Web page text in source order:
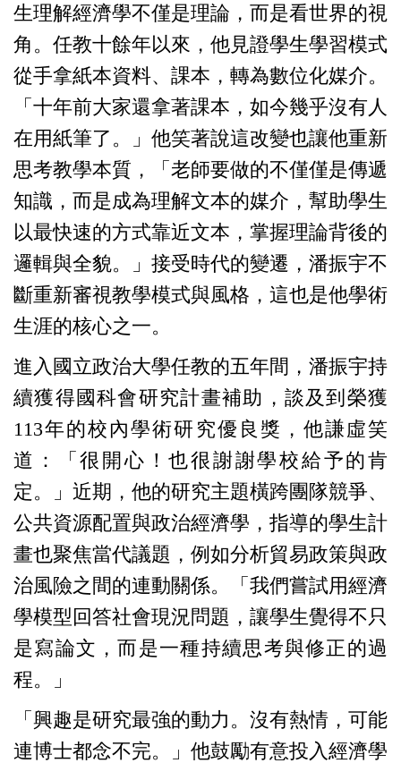
生理解經濟學不僅是理論，而是看世界的視
角。任教十餘年以來，他見證學生學習模式
從手拿紙本資料、課本，轉為數位化媒介。
「十年前大家還拿著課本，如今幾乎沒有人
在用紙筆了。」他笑著說這改變也讓他重新
思考教學本質，「老師要做的不僅僅是傳遞
知識，而是成為理解文本的媒介，幫助學生
以最快速的方式靠近文本，掌握理論背後的
邏輯與全貌。」接受時代的變遷，潘振宇不
斷重新審視教學模式與風格，這也是他學術
生涯的核心之一。
進入國立政治大學任教的五年間，潘振宇持
續獲得國科會研究計畫補助，談及到榮獲
113年的校內學術研究優良獎，他謙虛笑
道：「很開心！也很謝謝學校給予的肯
定。」近期，他的研究主題橫跨團隊競爭、
公共資源配置與政治經濟學，指導的學生計
畫也聚焦當代議題，例如分析貿易政策與政
治風險之間的連動關係。「我們嘗試用經濟
學模型回答社會現況問題，讓學生覺得不只
是寫論文，而是一種持續思考與修正的過
程。」
「興趣是研究最強的動力。沒有熱情，可能
連博士都念不完。」他鼓勵有意投入經濟學